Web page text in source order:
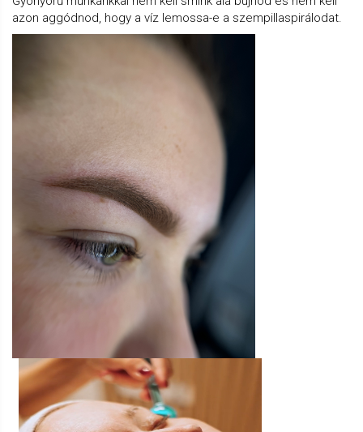
azon aggódnod, hogy a víz lemossa-e a szempillaspirálodat.